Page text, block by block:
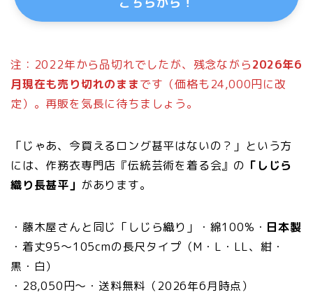
注：2022年から品切れでしたが、残念ながら2026年6
月現在も売り切れのままです（価格も24,000円に改
定）。再販を気長に待ちましょう。
「じゃあ、今買えるロング甚平はないの？」という方
には、作務衣専門店『伝統芸術を着る会』の 「しじら
織り長甚平」 があります。
・藤木屋さんと同じ「しじら織り」・綿100%・ 日本製
・着丈95〜105cmの長尺タイプ（M・L・LL、紺・
黒・白）
・28,050円〜・送料無料（2026年6月時点）